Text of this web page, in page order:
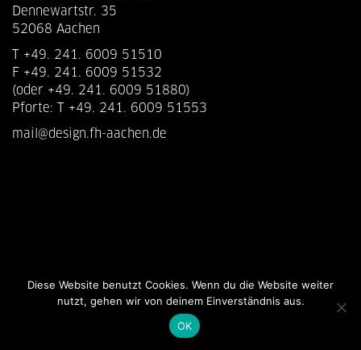
Dennewartstr. 35
52068 Aachen
T +49. 241. 6009 51510
F +49. 241. 6009 51532
(oder +49. 241. 6009 51880)
Pforte: T +49. 241. 6009 51553
mail@design.fh-aachen.de
Diese Website benutzt Cookies. Wenn du die Website weiter
nutzt, gehen wir von deinem Einverständnis aus.
OK